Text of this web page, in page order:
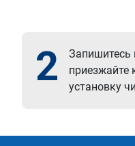
2
Запишитесь
приезжайте
установку